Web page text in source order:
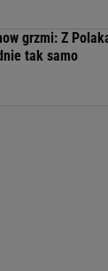
grzmi: Z
tak samo